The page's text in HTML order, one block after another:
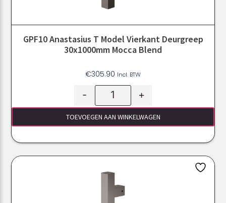
GPF10 Anastasius T Model Vierkant Deurgreep
30x1000mm Mocca Blend
€305.90 Incl. BTW
- +
TOEVOEGEN AAN WINKELWAGEN